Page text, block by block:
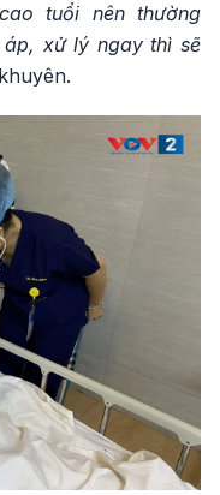
tuổi nên thường
xử lý ngay thì sẽ